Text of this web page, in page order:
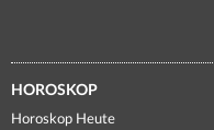
HOROSKOP
Horoskop Heute